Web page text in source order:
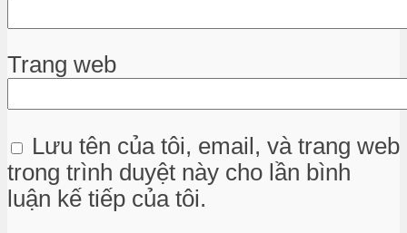
Trang web
Lưu tên của tôi, email, và trang web
trong trình duyệt này cho lần bình
luận kế tiếp của tôi.